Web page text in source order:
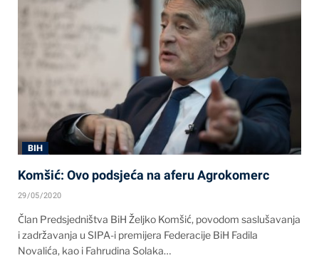
BIH
Komšić: Ovo podsjeća na aferu Agrokomerc
29/05/2020
Član Predsjedništva BiH Željko Komšić, povodom saslušavanja
i zadržavanja u SIPA-i premijera Federacije BiH Fadila
Novalića, kao i Fahrudina Solaka…